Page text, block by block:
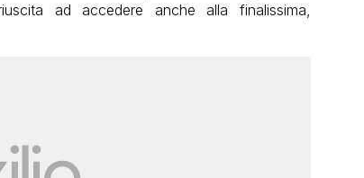
ad accedere anche alla finalissima,